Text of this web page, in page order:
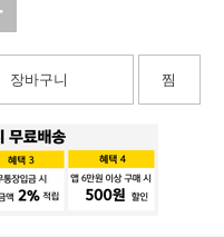
장바구니 찜